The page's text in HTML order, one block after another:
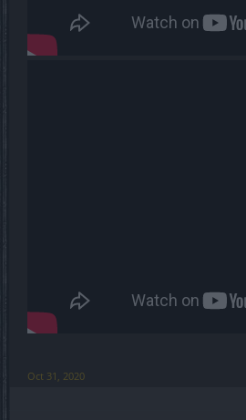
Oct 31, 2020